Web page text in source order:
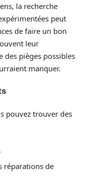
la recherche
peut
de faire un bon
leur
des pièges possibles
manquer.
pouvez trouver des
réparations de